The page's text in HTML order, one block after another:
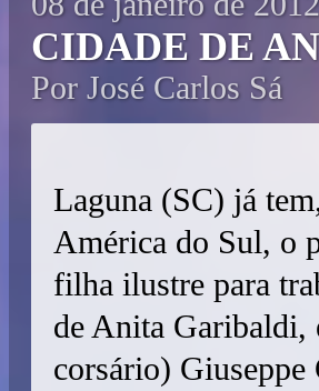
CIDADE DE
Por José Carlos Sá
Laguna (SC) já
América do Sul, o
filha ilustre para
de Anita Garibaldi,
corsário) Giuseppe